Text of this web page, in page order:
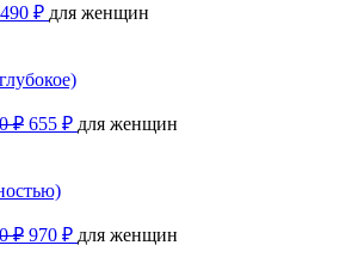
490 ₽ для женщин
₽ 655 ₽ для женщин
₽ 970 ₽ для женщин